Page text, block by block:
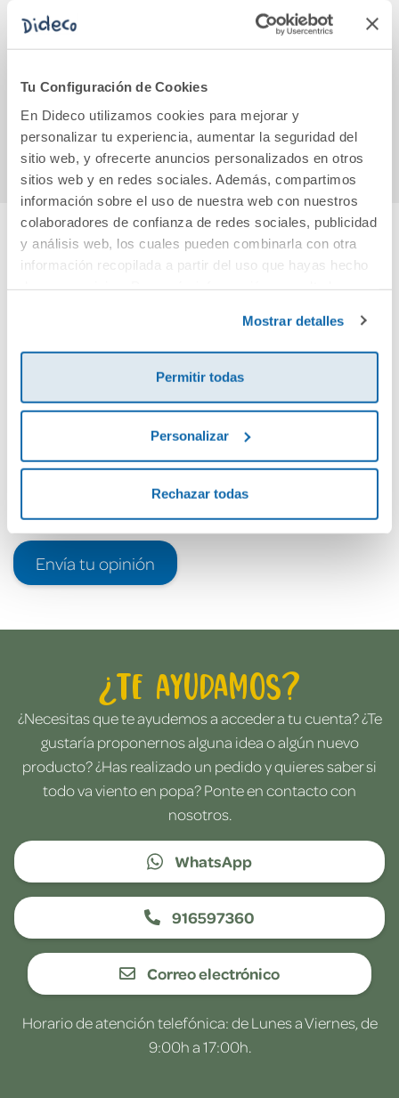
Tu Configuración de Cookies
En Dideco utilizamos cookies para mejorar y
personalizar tu experiencia, aumentar la seguridad del
sitio web, y ofrecerte anuncios personalizados en otros
sitios web y en redes sociales. Además, compartimos
información sobre el uso de nuestra web con nuestros
colaboradores de confianza de redes sociales, publicidad
y análisis web, los cuales pueden combinarla con otra
información recopilada a partir del uso que hayas hecho
Mostrar detalles
Permitir todas
Personalizar
Rechazar todas
Caos en la boda
9,50€
Comprar
Diario de Greg 12 -
Volando voy
Comprar
Cuéntanos tu opinión
Debes iniciar sesión para poder valorarlo
Envía tu opinión
¿Te ayudamos?
¿Necesitas que te ayudemos a acceder a tu cuenta? ¿Te
gustaría proponernos alguna idea o algún nuevo
producto? ¿Has realizado un pedido y quieres saber si
todo va viento en popa? Ponte en contacto con
nosotros.
WhatsApp
916597360
Correo electrónico
Horario de atención telefónica: de Lunes a Viernes, de
9:00h a 17:00h.